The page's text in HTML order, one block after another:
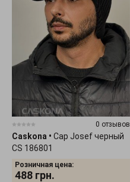
0 отзывов
Caskona • Cap Josef черный
CS 186801
Розничная цена:
488 грн.